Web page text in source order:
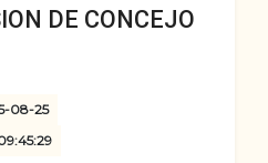
DE CONCEJO
08-25